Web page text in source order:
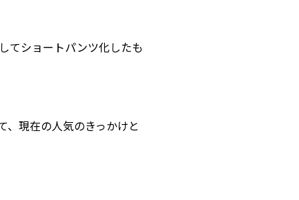
てショートパンツ化したも
、現在の人気のきっかけと